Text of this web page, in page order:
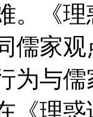
。《
儒家
为与
《理